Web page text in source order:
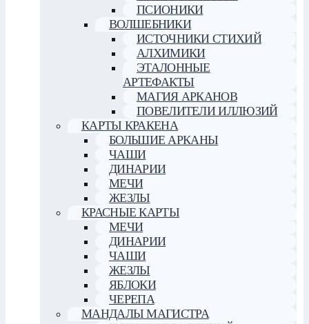
ПСИОНИКИ
ВОЛШЕБНИКИ
ИСТОЧНИКИ СТИХИЙ
АЛХИМИКИ
ЭТАЛОННЫЕ
АРТЕФАКТЫ
МАГИЯ АРКАНОВ
ПОВЕЛИТЕЛИ ИЛЛЮЗИЙ
КАРТЫ КРАКЕНА
БОЛЬШИЕ АРКАНЫ
ЧАШИ
ДИНАРИИ
МЕЧИ
ЖЕЗЛЫ
КРАСНЫЕ КАРТЫ
МЕЧИ
ДИНАРИИ
ЧАШИ
ЖЕЗЛЫ
ЯБЛОКИ
ЧЕРЕПА
МАНДАЛЫ МАГИСТРА